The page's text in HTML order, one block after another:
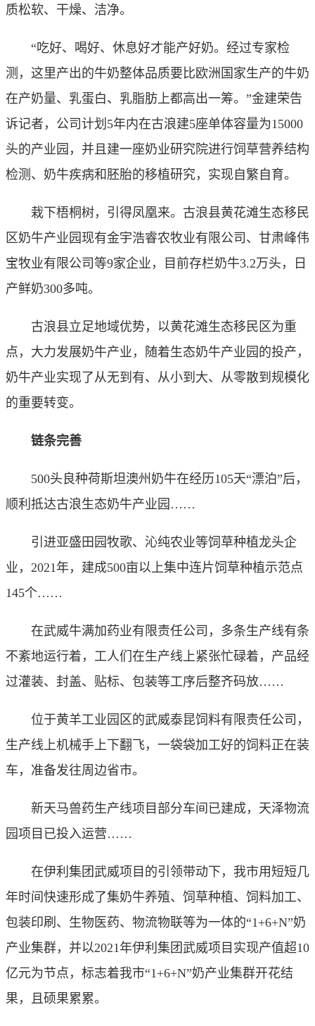
质松软、干燥、洁净。
“吃好、喝好、休息好才能产好奶。经过专家检
测，这里产出的牛奶整体品质要比欧洲国家生产的牛奶
在产奶量、乳蛋白、乳脂肪上都高出一筹。”金建荣告
诉记者，公司计划5年内在古浪建5座单体容量为15000
头的产业园，并且建一座奶业研究院进行饲草营养结构
检测、奶牛疾病和胚胎的移植研究，实现自繁自育。
栽下梧桐树，引得凤凰来。古浪县黄花滩生态移民
区奶牛产业园现有金宇浩睿农牧业有限公司、甘肃峰伟
宝牧业有限公司等9家企业，目前存栏奶牛3.2万头，日
产鲜奶300多吨。
古浪县立足地域优势，以黄花滩生态移民区为重
点，大力发展奶牛产业，随着生态奶牛产业园的投产，
奶牛产业实现了从无到有、从小到大、从零散到规模化
的重要转变。
链条完善
500头良种荷斯坦澳州奶牛在经历105天“漂泊”后，
顺利抵达古浪生态奶牛产业园……
引进亚盛田园牧歌、沁纯农业等饲草种植龙头企
业，2021年，建成500亩以上集中连片饲草种植示范点
145个……
在武威牛满加药业有限责任公司，多条生产线有条
不紊地运行着，工人们在生产线上紧张忙碌着，产品经
过灌装、封盖、贴标、包装等工序后整齐码放……
位于黄羊工业园区的武威泰昆饲料有限责任公司，
生产线上机械手上下翻飞，一袋袋加工好的饲料正在装
车，准备发往周边省市。
新天马兽药生产线项目部分车间已建成，天泽物流
园项目已投入运营……
在伊利集团武威项目的引领带动下，我市用短短几
年时间快速形成了集奶牛养殖、饲草种植、饲料加工、
包装印刷、生物医药、物流物联等为一体的“1+6+N”奶
产业集群，并以2021年伊利集团武威项目实现产值超10
亿元为节点，标志着我市“1+6+N”奶产业集群开花结
果，且硕果累累。